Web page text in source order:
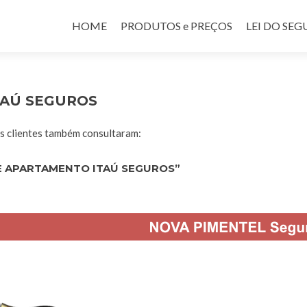
HOME
PRODUTOS e PREÇOS LEI DO
SEGUROS
clientes também consultaram:
APARTAMENTO ITAÚ SEGUROS”